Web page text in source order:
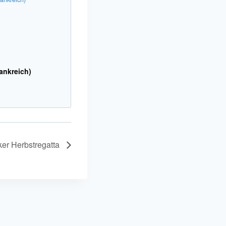
Herbstregatta